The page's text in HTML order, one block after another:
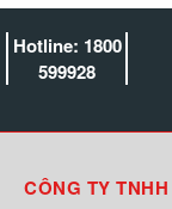
Hotline: 1800
599928
CÔNG TY